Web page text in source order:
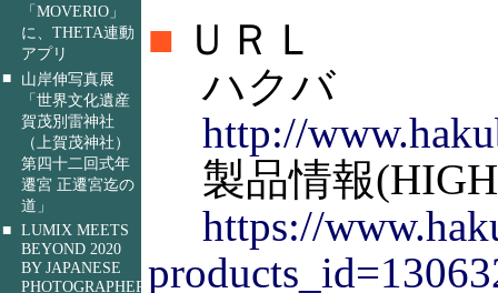
「MOVERIO」
に、THETA連動
アプリ
■
山岸伸写真展
「世界文化遺産
賀茂別雷神社
（上賀茂神社）
第四十二回式年
遷宮 正遷宮迄の
道」
■ LUMIX MEETS
BEYOND 2020
BY JAPANESE
PHOTOGRAPHERS
■ ＵＲＬ
ハクバ
http://
製品情報(HIGH
https://